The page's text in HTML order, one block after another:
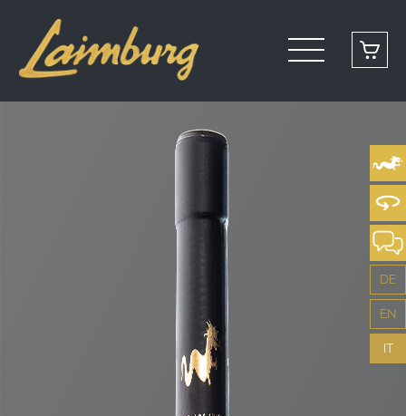
DE
EN
IT